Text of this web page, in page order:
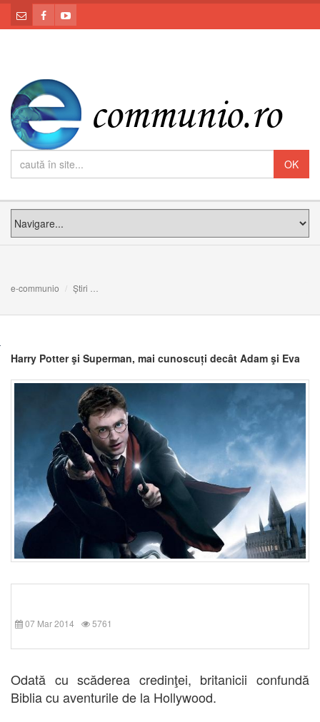
e-communio Știri
Harry Potter şi Superman, mai cunoscuți decât Adam şi Eva
07 Mar 2014 5761
Odată cu scăderea credinţei, britanicii confundă
Biblia cu aventurile de la Hollywood.